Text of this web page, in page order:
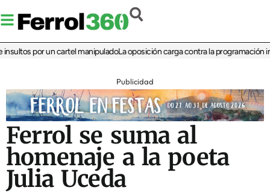
por un cartel manipuladoLa oposición carga contra la programación
Publicidad
Ferrol se suma al
homenaje a la poeta
Julia Uceda